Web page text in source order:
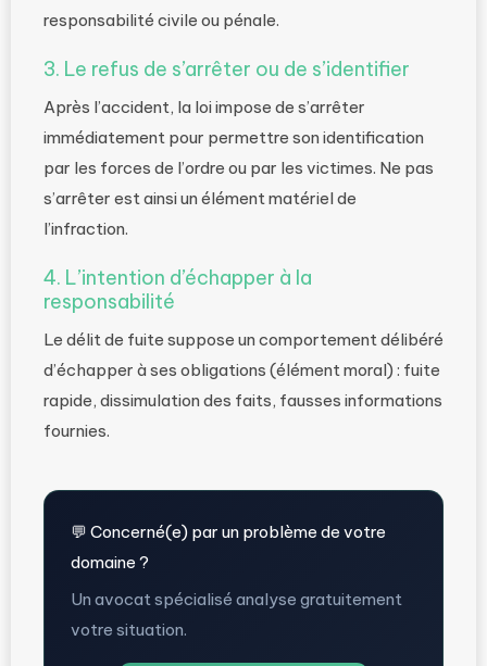
responsabilité civile ou pénale.
3. Le refus de s’arrêter ou de s’identifier
Après l’accident, la loi impose de s’arrêter
immédiatement pour permettre son identification
par les forces de l’ordre ou par les victimes. Ne pas
s’arrêter est ainsi un élément matériel de
l’infraction.
4. L’intention d’échapper à la
responsabilité
Le délit de fuite suppose un comportement délibéré
d’échapper à ses obligations (élément moral) : fuite
rapide, dissimulation des faits, fausses informations
fournies.
💬 Concerné(e) par un problème de votre
domaine ?
Un avocat spécialisé analyse gratuitement
votre situation.